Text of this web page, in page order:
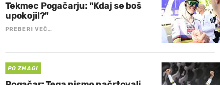
Tekmec Pogačarju: "Kdaj se boš
upokojil?"
PREBERI VEČ…
PO ZMAGI